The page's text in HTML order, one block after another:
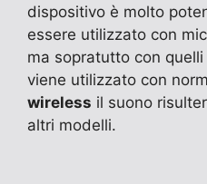
dispositivo è molto
essere utilizzato con
ma sopratutto con
viene utilizzato con
wireless il suono
altri modelli.